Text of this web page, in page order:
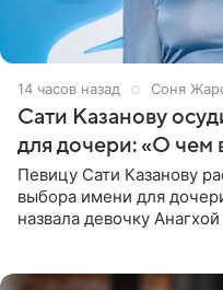
14 часов назад Соня
Сати Казанову
для дочери: «О чем
Певицу Сати Казанову
выбора имени для
назвала девочку